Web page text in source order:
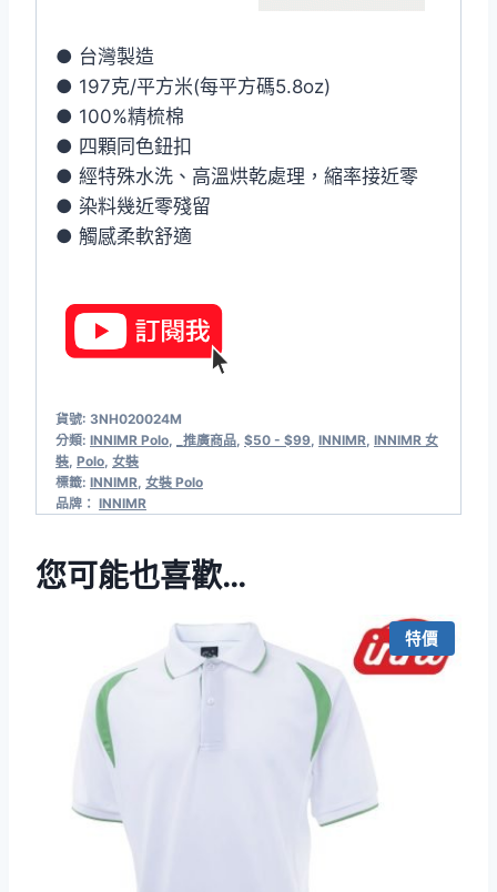
● 台灣製造
● 197克/平方米(每平方碼5.8oz)
● 100%精梳棉
● 四顆同色鈕扣
● 經特殊水洗、高溫烘乾處理，縮率接近零
● 染料幾近零殘留
● 觸感柔軟舒適
貨號: 3NH020024M
分類: INNIMR Polo _推廣商品 $50 - $99 INNIMR INNIMR 女
裝 Polo 女裝
標籤: INNIMR 女裝 Polo
品牌： INNIMR
您可能也喜歡…
特價